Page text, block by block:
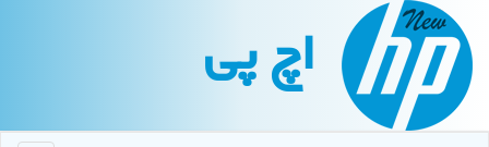
اچ پی